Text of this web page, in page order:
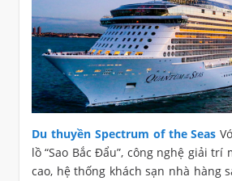
Du thuyền Spectrum of the Seas
lồ “Sao Bắc Đẩu”, công nghệ giải
cao, hệ thống khách sạn nhà hàng